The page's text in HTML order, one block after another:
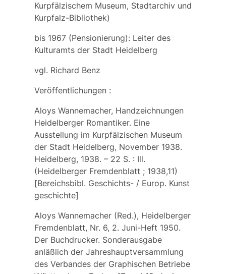
Kurpfälzischem Museum, Stadtarchiv und
Kurpfalz-Bibliothek)
bis 1967 (Pensionierung): Leiter des
Kulturamts der Stadt Heidelberg
vgl. Richard Benz
Veröffentlichungen:
Aloys Wannemacher, Handzeichnungen
Heidelberger Romantiker. Eine
Ausstellung im Kurpfälzischen Museum
der Stadt Heidelberg, November 1938.
Heidelberg, 1938. – 22 S. : Ill.
(Heidelberger Fremdenblatt ; 1938,11)
[Bereichsbibl. Geschichts- / Europ. Kunst
geschichte]
Aloys Wannemacher (Red.), Heidelberger
Fremdenblatt, Nr. 6, 2. Juni-Heft 1950.
Der Buchdrucker. Sonderausgabe
anläßlich der Jahreshauptversammlung
des Verbandes der Graphischen Betriebe